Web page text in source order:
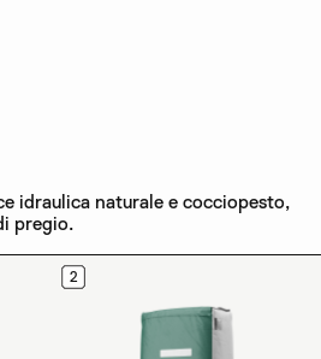
idraulica naturale e cocciopesto,
pregio.
2